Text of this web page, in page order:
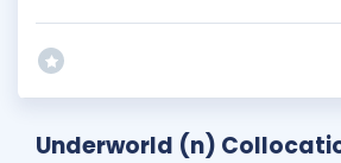
Underworld (n)